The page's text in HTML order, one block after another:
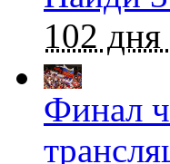
102 дня
Финал